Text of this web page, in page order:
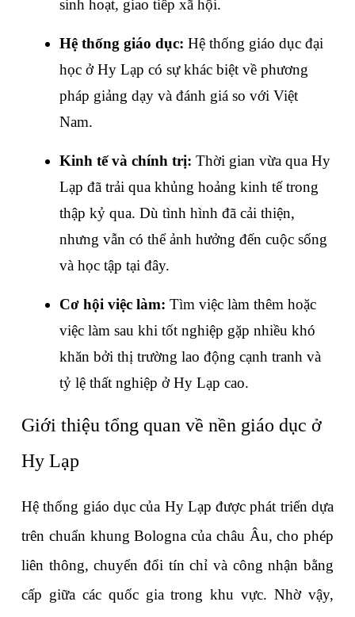
sinh hoạt, giao tiếp xã hội.
Hệ thống giáo dục: Hệ thống giáo dục đại
học ở Hy Lạp có sự khác biệt về phương
pháp giảng dạy và đánh giá so với Việt
Nam.
Kinh tế và chính trị: Thời gian vừa qua Hy
Lạp đã trải qua khủng hoảng kinh tế trong
thập kỷ qua. Dù tình hình đã cải thiện,
nhưng vẫn có thể ảnh hưởng đến cuộc sống
và học tập tại đây.
Cơ hội việc làm: Tìm việc làm thêm hoặc
việc làm sau khi tốt nghiệp gặp nhiều khó
khăn bởi thị trường lao động cạnh tranh và
tỷ lệ thất nghiệp ở Hy Lạp cao.
Giới thiệu tổng quan về nền giáo dục ở
Hy Lạp
Hệ thống giáo dục của Hy Lạp được phát triển dựa
trên chuẩn khung Bologna của châu Âu, cho phép
liên thông, chuyển đổi tín chỉ và công nhận bằng
cấp giữa các quốc gia trong khu vực. Nhờ vậy,